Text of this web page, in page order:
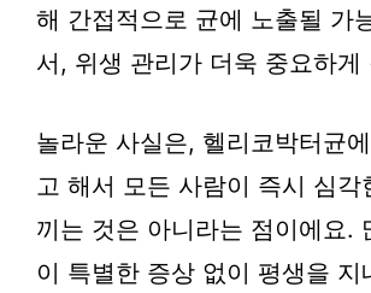
해 간접적으로 균에 노출될 가
서, 위생 관리가 더욱 중요하게
놀라운 사실은, 헬리코박터균
고 해서 모든 사람이 즉시 심각
끼는 것은 아니라는 점이에요.
이 특별한 증상 없이 평생을 지